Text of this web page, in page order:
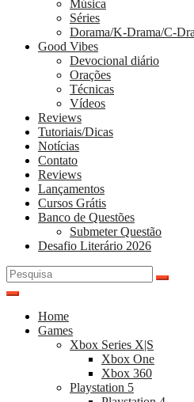
Música
Séries
Dorama/K-Drama/C-
Good Vibes
Devocional diário
Orações
Técnicas
Vídeos
Reviews
Tutoriais/Dicas
Notícias
Contato
Reviews
Lançamentos
Cursos Grátis
Banco de Questões
Submeter Questão
Desafio Literário 2026
Pesquisar
por:
Home
Games
Xbox Series X|S
Xbox One
Xbox 360
Playstation 5